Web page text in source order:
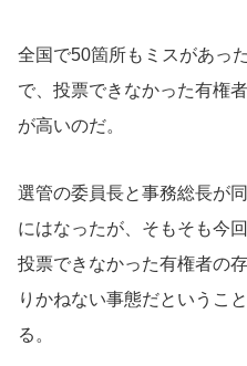
全国で50箇所もミスがあっ
で、投票できなかった有権
が高いのだ。
選管の委員長と事務総長が
にはなったが、そもそも今
投票できなかった有権者の
りかねない事態だというこ
る。